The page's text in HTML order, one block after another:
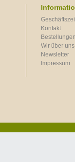
Kontakt
Wir über uns
Newsletter
Impressum